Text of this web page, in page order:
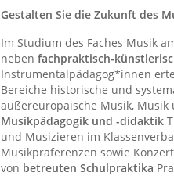
Gestalten Sie die Zukunft des
Im Studium des Faches Musik
neben fachpraktisch-
Instrumentalpädagog*innen
Bereiche historische und
außereuropäische Musik,
Musikpädagogik und -didaktik
und Musizieren im
Musikpräferenzen sowie
von betreuten Schulpraktika